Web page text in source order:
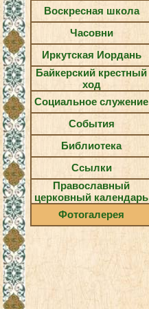
Воскресная школа
Часовни
Иркутская Иордань
Байкерский крестный
ход
Социальное служение
События
Библиотека
Ссылки
Православный
церковный календарь
Фотогалерея